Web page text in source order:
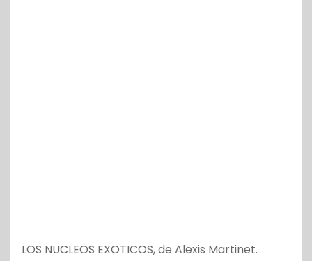
LOS NUCLEOS EXOTICOS, de Alexis Martinet.